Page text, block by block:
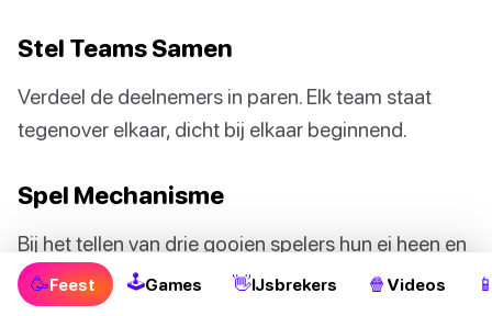
Stel Teams Samen
Verdeel de deelnemers in paren. Elk team staat
tegenover elkaar, dicht bij elkaar beginnend.
Spel Mechanisme
Bij het tellen van drie gooien spelers hun ei heen en
weer. Na elke succesvolle vangst zetten ze een
stap naar achteren om de afstand te vergroten.
🥳Feest 🕹Games 👋IJsbrekers 🍿 Videos